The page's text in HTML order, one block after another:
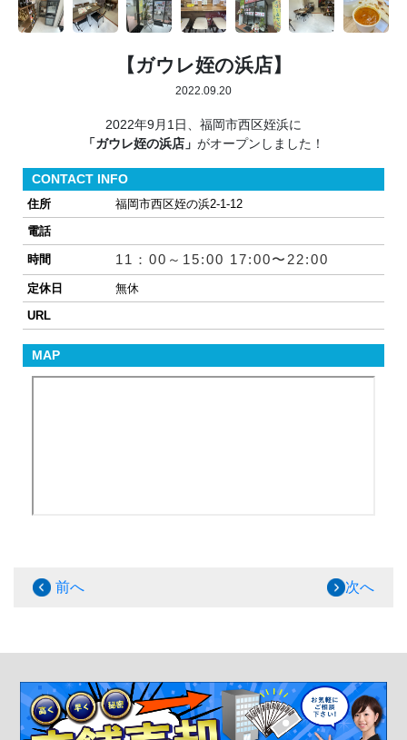
【ガウレ姪の浜店】
2022.09.20
2022年9月1日、福岡市西区姪浜に
「ガウレ姪の浜店」 がオープンしました！
CONTACT INFO
住所
福岡市西区姪の浜2-1-12
電話
時間 11：00～15:00 17:00〜22:00
定休日
無休
URL
MAP
前へ 次へ